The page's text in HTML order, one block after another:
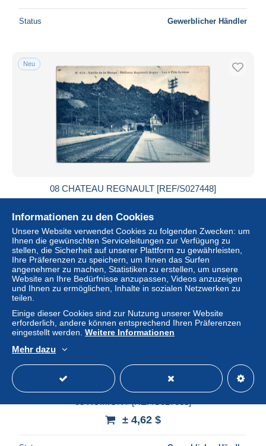
Status Gewerblicher Händler
Neu
08 CHATEAU REGNAULT [REF/S027448]
Status Gewerblicher Händler
Neu
± 4,62 $
Informationen zu den Cookies
Unsere Website verwendet Cookies zu folgenden Zwecken: um
Ihnen die gewünschten Serviceleitungen zur Verfügung zu
stellen, die Sicherheit auf unserer Plattform zu gewährleisten,
Ihre Präferenzen zu speichern, um Ihnen das Surfen
angenehmer zu machen, Statistiken zu erstellen, um unsere
Website an Ihre Bedürfnisse anzupassen, Videos anzuzeigen
und Ihnen zu ermöglichen, Inhalte in sozialen Netzwerken zu
teilen.
Einige dieser Cookies sind zur Nutzung unserer Website
erforderlich, andere können entsprechend Ihren Präferenzen
eingestellt werden. Weitere Informationen
Mehr dazu